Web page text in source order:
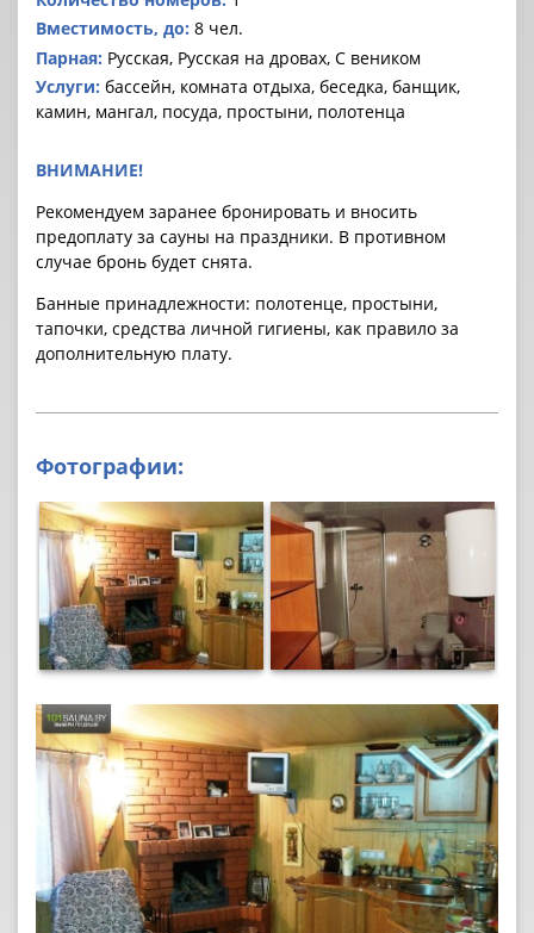
Вместимость, до: 8 чел.
Парная: Русская, Русская на дровах, С веником
Услуги: бассейн, комната отдыха, беседка, банщик,
камин, мангал, посуда, простыни, полотенца
ВНИМАНИЕ!
Рекомендуем заранее бронировать и вносить
предоплату за cауны на праздники. В противном
случае бронь будет снята.
Банные принадлежности: полотенце, простыни,
тапочки, средства личной гигиены, как правило за
дополнительную плату.
Фотографии: